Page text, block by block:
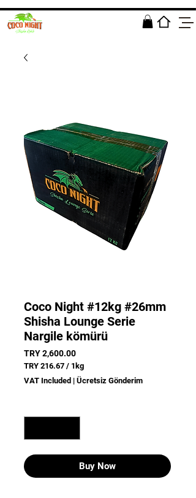
Coco Night #12kg #26mm
Shisha Lounge Serie
Nargile kömürü
TRY 2,600.00Price
TRY 216.67 / 1kg
TRY 216.67
per
VAT Included | Ücretsiz Gönderim
Buy Now